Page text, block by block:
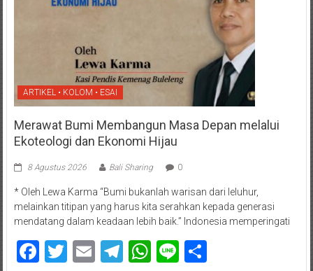
ARTIKEL • KOLOM • ESAI
Merawat Bumi Membangun Masa Depan melalui
Ekoteologi dan Ekonomi Hijau
8 Agustus 2026 Bali Sharing 0
* Oleh Lewa Karma “Bumi bukanlah warisan dari leluhur,
melainkan titipan yang harus kita serahkan kepada generasi
mendatang dalam keadaan lebih baik.” Indonesia memperingati
Facebook
Twitter
EmailTelegram
WhatsApp
LineShare